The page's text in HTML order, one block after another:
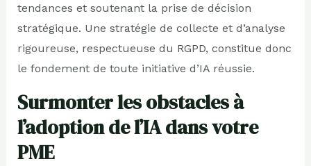
tendances et soutenant la prise de décision
stratégique. Une stratégie de collecte et d’analyse
rigoureuse, respectueuse du RGPD, constitue donc
le fondement de toute initiative d’IA réussie.
Surmonter les obstacles à
l’adoption de l’IA dans votre
PME